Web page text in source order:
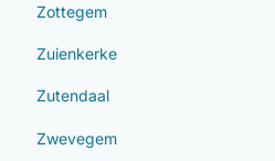
Zottegem
Zuienkerke
Zutendaal
Zwevegem